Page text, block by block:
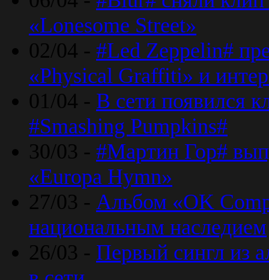
«Lonesome Street»
02/04 - #Led Zeppelin#
«Physical Graffiti» и
01/04 - В сети появился
#Smashing Pumpkins#
30/03 - #Мартин Гор#
«Europa Hymn»
27/03 - Альбом «OK
национальным наследием
26/03 - Первый сингл из